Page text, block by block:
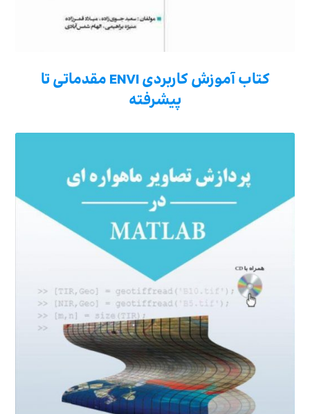
کتاب آموزش کاربردی ENVI مقدماتی تا
پیشرفته